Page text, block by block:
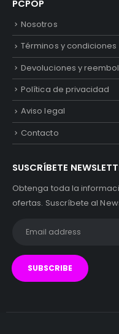
PCPOP
Nosotros
Términos y condiciones
Devoluciones y
Política de privacidad
Aviso legal
Contacto
SUSCRÍBETE
Obtenga toda la
ofertas. Suscríbete al